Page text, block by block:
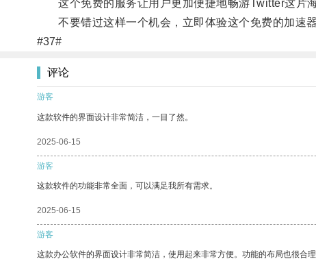
这个免费的服务让用户更加便捷地畅游Twitter这片海
不要错过这样一个机会，立即体验这个免费的加速器
#37#
评论
游客
这款软件的界面设计非常简洁，一目了然。
2025-06-15
游客
这款软件的功能非常全面，可以满足我所有需求。
2025-06-15
游客
这款办公软件的界面设计非常简洁，使用起来非常方便。功能的布局也很合理